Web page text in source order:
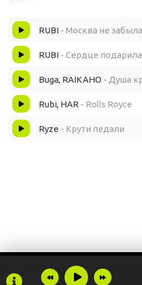
RUBI - Москва не забыла
RUBI - Сердце
Buga, RAIKAHO - Душа
Rubi, HAR - Rolls Royce
Ryze - Крути педали